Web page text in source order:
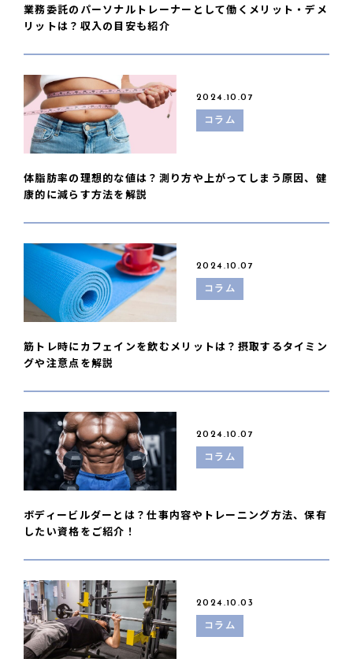
業務委託のパーソナルトレーナーとして働くメリット・デメ
リットは？収入の目安も紹介
2024.10.07
コラム
体脂肪率の理想的な値は？測り方や上がってしまう原因、健
康的に減らす方法を解説
2024.10.07
コラム
筋トレ時にカフェインを飲むメリットは？摂取するタイミン
グや注意点を解説
2024.10.07
コラム
ボディービルダーとは？仕事内容やトレーニング方法、保有
したい資格をご紹介！
2024.10.03
コラム